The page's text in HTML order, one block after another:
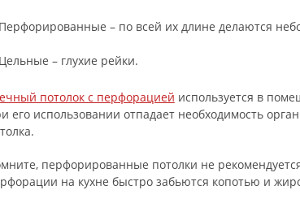
Перфорированные – по всей их длине делаются
Цельные – глухие рейки.
потолок с перфорацией используется в
его использовании отпадает необходимость
перфорированные потолки не
на кухне быстро забьются копотью и